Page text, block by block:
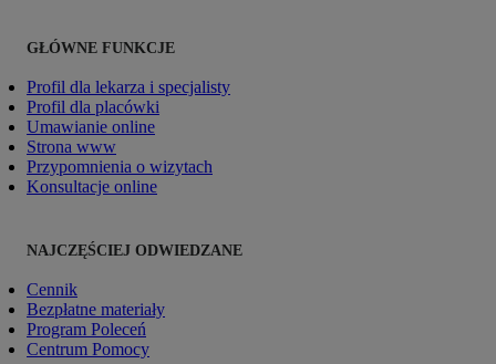
GŁÓWNE FUNKCJE
Profil dla lekarza i specjalisty
Profil dla placówki
Umawianie online
Strona www
Przypomnienia o wizytach
Konsultacje online
NAJCZĘŚCIEJ ODWIEDZANE
Cennik
Bezpłatne materiały
Program Poleceń
Centrum Pomocy